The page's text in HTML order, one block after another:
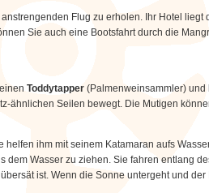
Flug zu erholen. Ihr Hotel liegt
Sie auch eine Bootsfahrt durch die
Toddytapper (Palmenweinsammler) und
ähnlichen Seilen bewegt. Die Mutigen
helfen ihm mit seinem Katamaran aufs
dem Wasser zu ziehen. Sie fahren entlang
ist. Wenn die Sonne untergeht und der